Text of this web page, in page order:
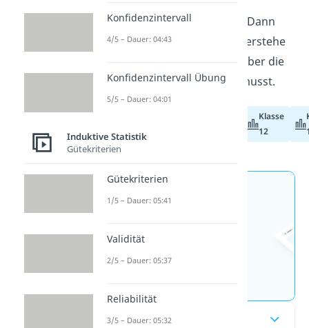
Du lernst lieber audiovisuell? Dann
sieh dir unserVideo
an und verstehe
dort noch schneller, was du über die
Regressionsanalysewissen musst.
Klasse
12
Jetzt neu: Teste dein
kostenlosen Aufgaben 🚀
Inhaltsübersicht
Konfidenzintervall
4/5 – Dauer: 04:43
Konfidenzintervall Übung
5/5 – Dauer: 04:01
Induktive Statistik
Gütekriterien
Gütekriterien
1/5 – Dauer: 05:41
Validität
2/5 – Dauer: 05:37
Reliabilität
3/5 – Dauer: 05:32